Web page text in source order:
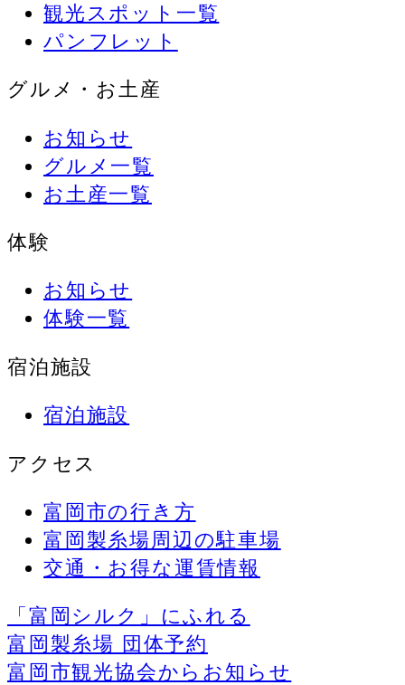
観光スポット一覧
パンフレット
グルメ・お土産
お知らせ
グルメ一覧
お土産一覧
体験
お知らせ
体験一覧
宿泊施設
宿泊施設
アクセス
富岡市の行き方
富岡製糸場周辺の駐車場
交通・お得な運賃情報
「富岡シルク」にふれる
富岡製糸場 団体予約
富岡市観光協会からお知らせ